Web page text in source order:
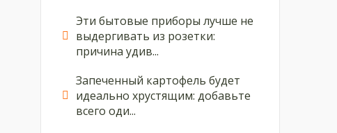
Эти бытовые приборы лучше не
выдергивать из розетки:
причина удив...
Запеченный картофель будет
идеально хрустящим: добавьте
всего оди...